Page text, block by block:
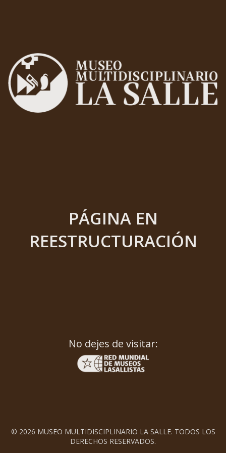
PÁGINA EN
REESTRUCTURACIÓN
No dejes de visitar:
© 2026 MUSEO MULTIDISCIPLINARIO LA SALLE. TODOS LOS
DERECHOS RESERVADOS.